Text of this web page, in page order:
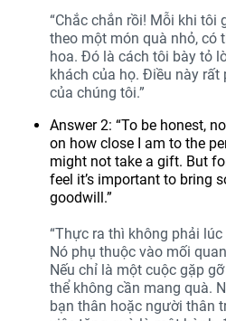
“Chắc chắn rồi! Mỗi khi tôi
theo một món quà nhỏ, có
hoa. Đó là cách tôi bày tỏ
khách của họ. Điều này rất
của chúng tôi.”
Answer 2: “To be honest,
on how close I am to the
might not take a gift. But
feel it’s important to bring
goodwill.”
“Thực ra thì không phải
Nó phụ thuộc vào mối
Nếu chỉ là một cuộc gặp
thể không cần mang quà.
bạn thân hoặc người thân